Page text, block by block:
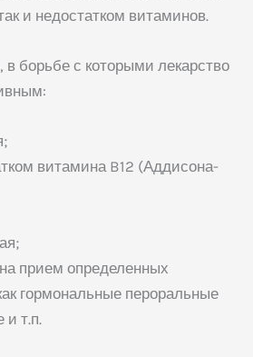
и недостатком витаминов.
борьбе с которыми лекарство
витамина B12 (Аддисона-
прием определенных
гормональные пероральные
и т.п.